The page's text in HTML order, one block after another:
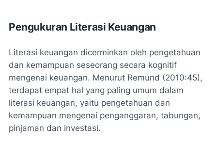
Pengukuran Literasi Keuangan
Literasi keuangan dicerminkan oleh pengetahuan
dan kemampuan seseorang secara kognitif
mengenai keuangan. Menurut Remund (2010:45),
terdapat empat hal yang paling umum dalam
literasi keuangan, yaitu pengetahuan dan
kemampuan mengenai penganggaran, tabungan,
pinjaman dan investasi.